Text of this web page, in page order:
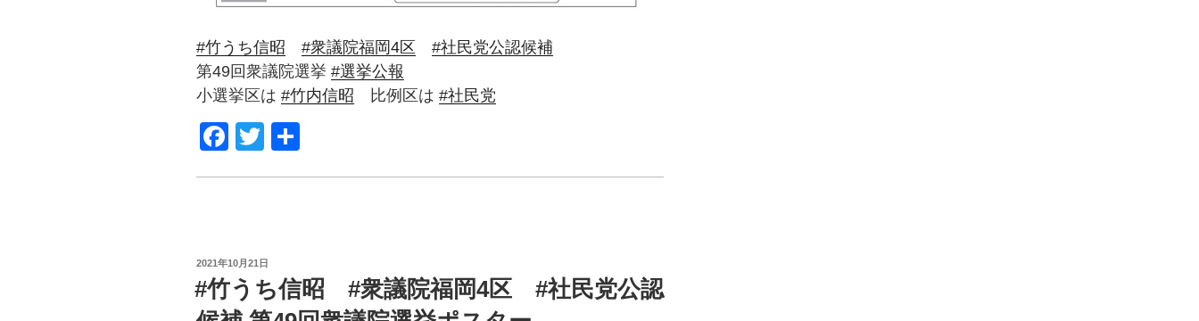
#竹うち信昭 #衆議院福岡4区
#社民党公認候補
第49回衆議院選挙 #選挙公報
小選挙区は #竹内信昭 比例区は #社民党
F
b
o
o
T
POSTED
2021年10月21日
#竹うち信昭 #衆議院福岡4区 #社民党公認